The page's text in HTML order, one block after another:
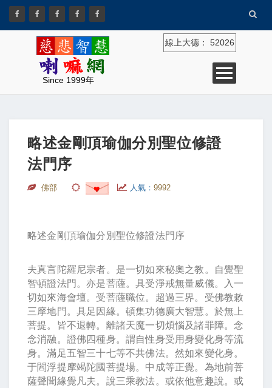
Since 1999年
線上大德： 52026
略述金剛頂瑜伽分別聖位修證
法門序
佛部 人氣： 9992
略述金剛頂瑜伽分別聖位修證法門序
夫真言陀羅尼宗者。是一切如來秘奧之教。自覺聖
智頓證法門。亦是菩薩。具受淨戒無量威儀。入一
切如來海會壇。受菩薩職位。超過三界。受佛教敕
三摩地門。具足因緣。頓集功德廣大智慧。於無上
菩提。皆不退轉。離諸天魔一切煩惱及諸罪障。念
念消融。證佛四種身。謂自性身受用身變化身等流
身。滿足五智三十七等不共佛法。然如來變化身。
于閻浮提摩竭陀國菩提場。中成等正覺。為地前菩
薩聲聞緣覺凡夫。說三乘教法。或依他意趣說。或